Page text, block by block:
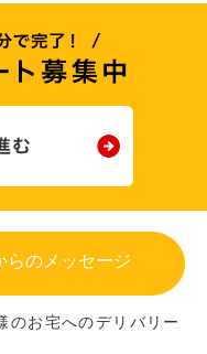
らのメッセージ
のお宅へのデリバリー